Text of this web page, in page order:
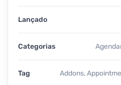
Lançado
Categorias
Tag Addons,